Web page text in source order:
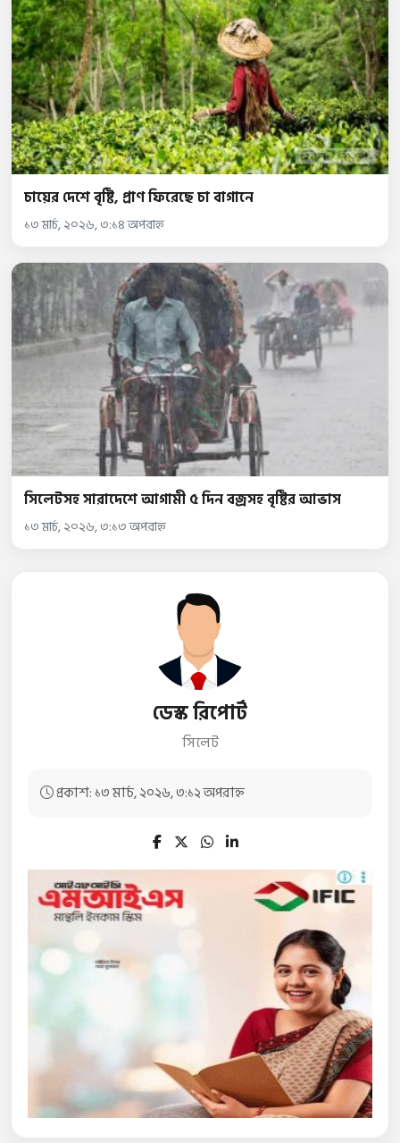
চায়ের দেশে বৃষ্টি, প্রাণ ফিরেছে চা বাগানে
১৩ মার্চ, ২০২৬, ৩:১৪ অপরাহ্ন
সিলেটসহ সারাদেশে আগামী ৫ দিন বজ্রসহ বৃষ্টির আভাস
১৩ মার্চ, ২০২৬, ৩:১৩ অপরাহ্ন
ডেস্ক রিপোর্ট
সিলেট
প্রকাশ: ১৩ মার্চ, ২০২৬, ৩:১২ অপরাহ্ন